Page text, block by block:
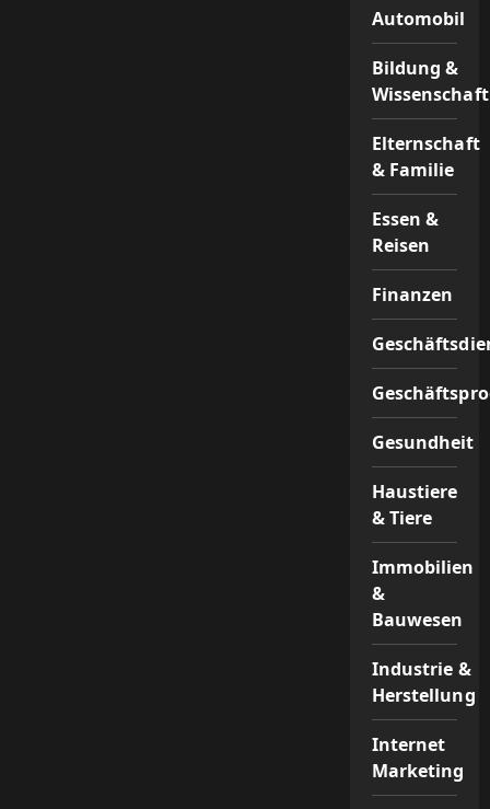
Automobil
Bildung &
Wissenschaft
Elternschaft
& Familie
Essen &
Reisen
Finanzen
Gesundheit
Haustiere
& Tiere
Immobilien
&
Bauwesen
Industrie &
Herstellung
Internet
Marketing